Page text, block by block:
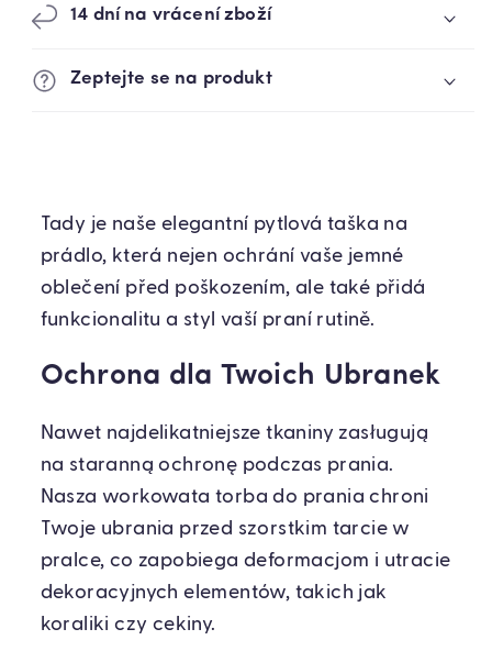
14 dní na vrácení zboží
Zeptejte se na produkt
Tady je naše elegantní pytlová taška na
prádlo, která nejen ochrání vaše jemné
oblečení před poškozením, ale také přidá
funkcionalitu a styl vaší praní rutině.
Ochrona dla Twoich Ubranek
Nawet najdelikatniejsze tkaniny zasługują
na staranną ochronę podczas prania.
Nasza workowata torba do prania chroni
Twoje ubrania przed szorstkim tarcie w
pralce, co zapobiega deformacjom i utracie
dekoracyjnych elementów, takich jak
koraliki czy cekiny.